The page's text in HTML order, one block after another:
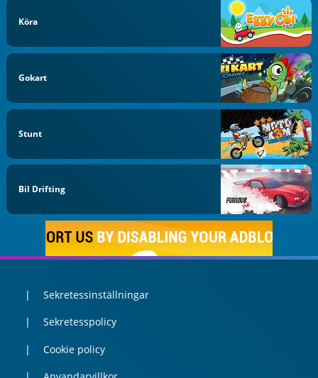
Köra
Gokart
Stunt
Bil Drifting
Sekretessinställningar
Sekretesspolicy
Cookie policy